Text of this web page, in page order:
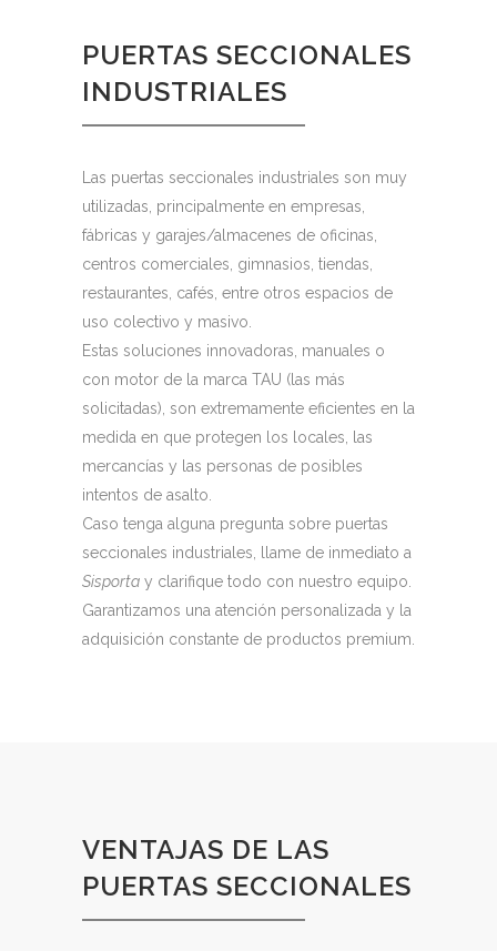
PUERTAS SECCIONALES
INDUSTRIALES
Las puertas seccionales industriales son muy
utilizadas, principalmente en empresas,
fábricas y garajes/almacenes de oficinas,
centros comerciales, gimnasios, tiendas,
restaurantes, cafés, entre otros espacios de
uso colectivo y masivo.
Estas soluciones innovadoras, manuales o
con motor de la marca TAU (las más
solicitadas), son extremamente eficientes en la
medida en que protegen los locales, las
mercancías y las personas de posibles
intentos de asalto.
Caso tenga alguna pregunta sobre puertas
seccionales industriales, llame de inmediato a
Sisporta y clarifique todo con nuestro equipo.
Garantizamos una atención personalizada y la
adquisición constante de productos premium.
VENTAJAS DE LAS
PUERTAS SECCIONALES